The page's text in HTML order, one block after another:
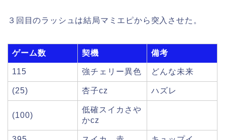
３回目のラッシュは結局マミエピから突入させた。
ゲーム数 契機 備考
115 強チェリー異色 どんな未来
(25) 杏子cz ハズレ
(100)
低確スイカさや
かcz